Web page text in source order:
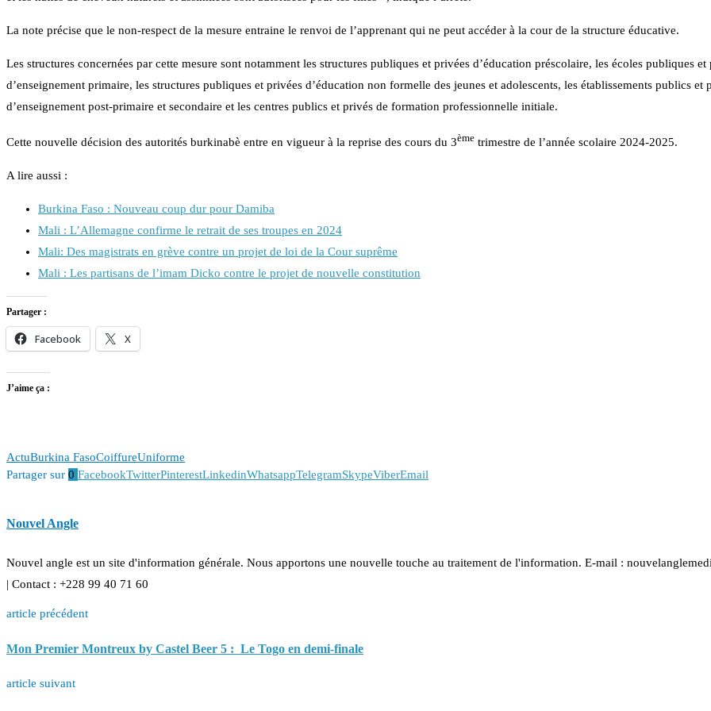
La note précise que le non-respect de la mesure entraine le renvoi de l’apprenant qui ne peut accéder à la cour de la structure éducative.
Les structures concernées par cette mesure sont notamment les structures publiques et privées d’éducation préscolaire, les écoles publiques et
d’enseignement primaire, les structures publiques et privées d’éducation non formelle des jeunes et adolescents, les établissements publics et
d’enseignement post-primaire et secondaire et les centres publics et privés de formation professionnelle initiale.
Cette nouvelle décision des autorités burkinabè entre en vigueur à la reprise des cours du 3ème trimestre de l’année scolaire 2024-2025.
A lire aussi :
Burkina Faso : Nouveau coup dur pour Damiba
Mali : L’Allemagne confirme le retrait de ses troupes en 2024
Mali: Des magistrats en grève contre un projet de loi de la Cour suprême
Mali : Les partisans de l’imam Dicko contre le projet de nouvelle constitution
Partager :
Facebook X
J’aime ça :
ActuBurkina FasoCoiffureUniforme
Partager sur 0 FacebookTwitterPinterestLinkedinWhatsappTelegramSkypeViberEmail
Nouvel Angle
Nouvel angle est un site d'information générale. Nous apportons une nouvelle touche au traitement de l'information. E-mail :
| Contact : +228 99 40 71 60
article précédent
Mon Premier Montreux by Castel Beer 5 : Le Togo en demi-finale
article suivant